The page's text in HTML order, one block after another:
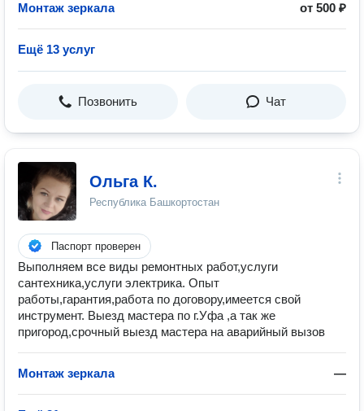
Монтаж зеркала от 500 ₽
Ещё 13 услуг
Позвонить Чат
Ольга К.
Республика Башкортостан
Паспорт проверен
Выполняем все виды ремонтных работ,услуги
сантехника,услуги электрика. Опыт
работы,гарантия,работа по договору,имеется свой
инструмент. Выезд мастера по г.Уфа ,а так же
пригород,срочный выезд мастера на аварийный вызов
Монтаж зеркала —